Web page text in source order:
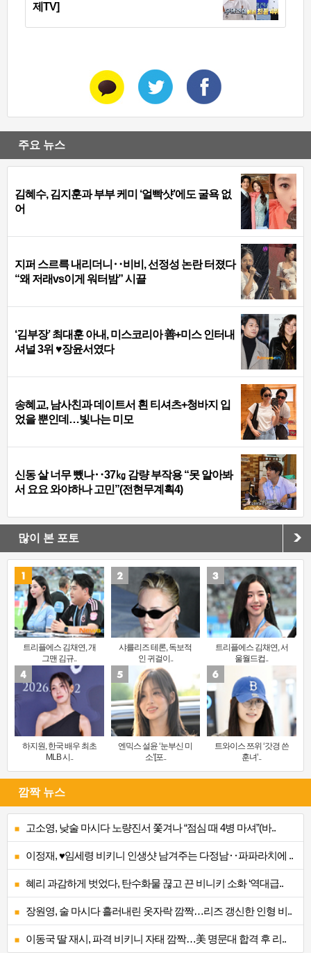
제TV]
주요 뉴스
김혜수, 김지훈과 부부 케미 ‘얼빡샷’에도 굴욕 없
어
지퍼 스르륵 내리더니‥비비, 선정성 논란 터졌다
“왜 저래vs이게 워터밤” 시끌
‘김부장’ 최대훈 아내, 미스코리아 善+미스 인터내
셔널 3위 ♥장윤서였다
송혜교, 남사친과 데이트서 흰 티셔츠+청바지 입
었을 뿐인데…빛나는 미모
신동 살 너무 뺐나‥37㎏ 감량 부작용 “못 알아봐
서 요요 와야하나 고민”(전현무계획4)
많이 본 포토
트리플에스 김채연, 개
그맨 김규..
샤를리즈 테론, 독보적
인 귀걸이..
트리플에스 김채연, 서
울월드컵..
하지원, 한국 배우 최초
MLB 시..
엔믹스 설윤 ‘눈부신 미
소’[포..
트와이스 쯔위 ‘갓경 쓴
훈녀’..
깜짝 뉴스
고소영, 낮술 마시다 노량진서 쫓겨나 “점심 때 4병 마셔”(바..
이정재, ♥임세령 비키니 인생샷 남겨주는 다정남‥파파라치에 ..
혜리 과감하게 벗었다, 탄수화물 끊고 끈 비니키 소화 ‘역대급..
장원영, 술 마시다 흘러내린 옷자락 깜짝…리즈 갱신한 인형 비..
이동국 딸 재시, 파격 비키니 자태 깜짝…美 명문대 합격 후 리..